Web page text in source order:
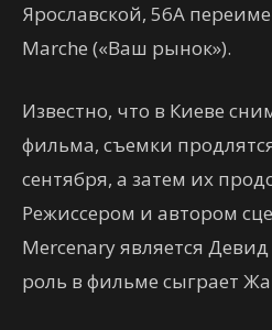
Ярославской, 56А
Marche («Ваш рынок»).
Известно, что в Киеве
фильма, съемки
сентября, а затем их
Режиссером и автором
Mercenary является
роль в фильме сыграет